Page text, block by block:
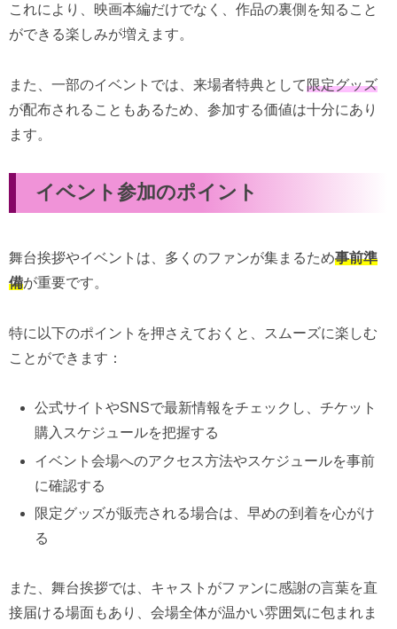
これにより、映画本編だけでなく、作品の裏側を知ること
ができる楽しみが増えます。
また、一部のイベントでは、来場者特典として限定グッズ
が配布されることもあるため、参加する価値は十分にあり
ます。
イベント参加のポイント
舞台挨拶やイベントは、多くのファンが集まるため事前準
備が重要です。
特に以下のポイントを押さえておくと、スムーズに楽しむ
ことができます：
公式サイトやSNSで最新情報をチェックし、チケット
購入スケジュールを把握する
イベント会場へのアクセス方法やスケジュールを事前
に確認する
限定グッズが販売される場合は、早めの到着を心がけ
る
また、舞台挨拶では、キャストがファンに感謝の言葉を直
接届ける場面もあり、会場全体が温かい雰囲気に包まれま